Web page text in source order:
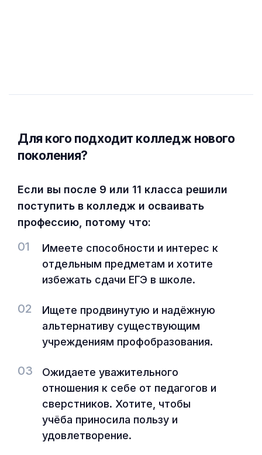
Для кого подходит колледж нового
поколения?
Если вы после 9 или 11 класса решили
поступить в колледж и осваивать
профессию, потому что:
01
Имеете способности и интерес к
отдельным предметам и хотите
избежать сдачи ЕГЭ в школе.
02
Ищете продвинутую и надёжную
альтернативу существующим
учреждениям профобразования.
03
Ожидаете уважительного
отношения к себе от педагогов и
сверстников. Хотите, чтобы
учёба приносила пользу и
удовлетворение.